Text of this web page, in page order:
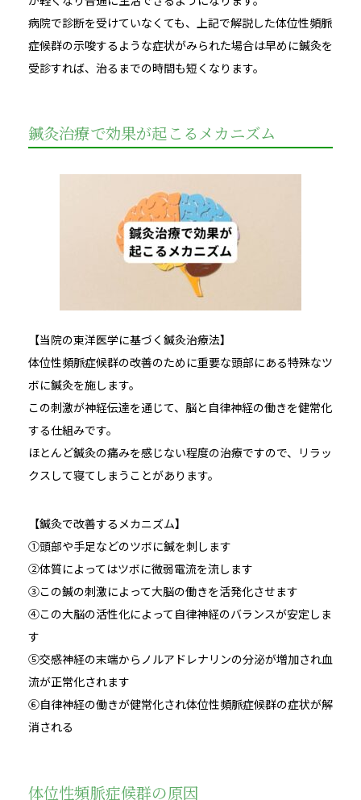
病院で診断を受けていなくても、上記で解説した体位性頻脈
症候群の示唆するような症状がみられた場合は早めに鍼灸を
受診すれば、治るまでの時間も短くなります。
鍼灸治療で効果が起こるメカニズム
【当院の東洋医学に基づく鍼灸治療法】
体位性頻脈症候群の改善のために重要な頭部にある特殊なツ
ボに鍼灸を施します。
この刺激が神経伝達を通じて、脳と自律神経の働きを健常化
する仕組みです。
ほとんど鍼灸の痛みを感じない程度の治療ですので、リラッ
クスして寝てしまうことがあります。
【鍼灸で改善するメカニズム】
①頭部や手足などのツボに鍼を刺します
②体質によってはツボに微弱電流を流します
③この鍼の刺激によって大脳の働きを活発化させます
④この大脳の活性化によって自律神経のバランスが安定しま
す
⑤交感神経の末端からノルアドレナリンの分泌が増加され血
流が正常化されます
⑥自律神経の働きが健常化され体位性頻脈症候群の症状が解
消される
体位性頻脈症候群の原因